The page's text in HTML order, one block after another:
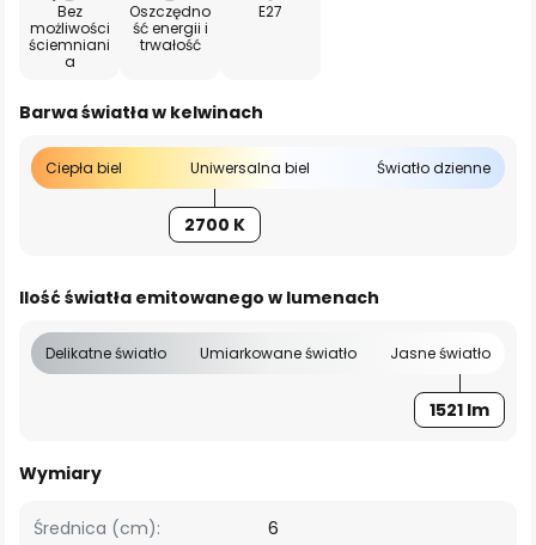
Bez
możliwości
ściemniani
a
Oszczędno
ść energii i
trwałość
E27
Barwa światła w kelwinach
Ciepła biel Uniwersalna biel Światło dzienne
2700 K
Ilość światła emitowanego w lumenach
Delikatne światło Umiarkowane światło Jasne światło
1521 lm
Wymiary
Średnica (cm): 6